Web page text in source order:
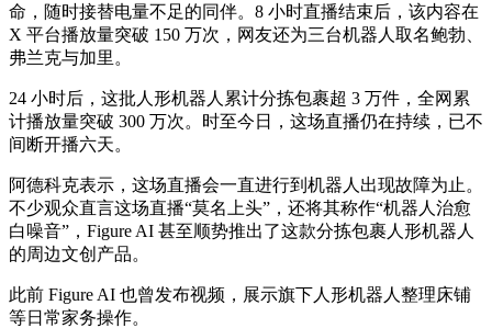
命，随时接替电量不足的同伴。8 小时直播结束后，该内容在
X 平台播放量突破 150 万次，网友还为三台机器人取名鲍勃、
弗兰克与加里。
24 小时后，这批人形机器人累计分拣包裹超 3 万件，全网累
计播放量突破 300 万次。时至今日，这场直播仍在持续，已不
间断开播六天。
阿德科克表示，这场直播会一直进行到机器人出现故障为止。
不少观众直言这场直播“莫名上头”，还将其称作“机器人治愈
白噪音”，Figure AI 甚至顺势推出了这款分拣包裹人形机器人
的周边文创产品。
此前 Figure AI 也曾发布视频，展示旗下人形机器人整理床铺
等日常家务操作。